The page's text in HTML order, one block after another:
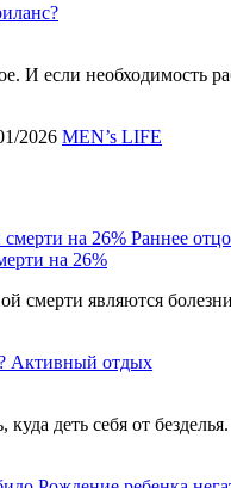
И если необходимость
2026 MEN’s LIFE
Раннее
на 26%
являются
Активный отдых
деть себя от